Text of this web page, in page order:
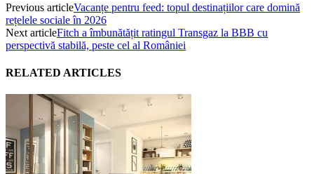
Previous articleVacanțe pentru feed: topul destinațiilor care domină
rețelele sociale în 2026
Next articleFitch a îmbunătățit ratingul Transgaz la BBB cu
perspectivă stabilă, peste cel al României
RELATED ARTICLES